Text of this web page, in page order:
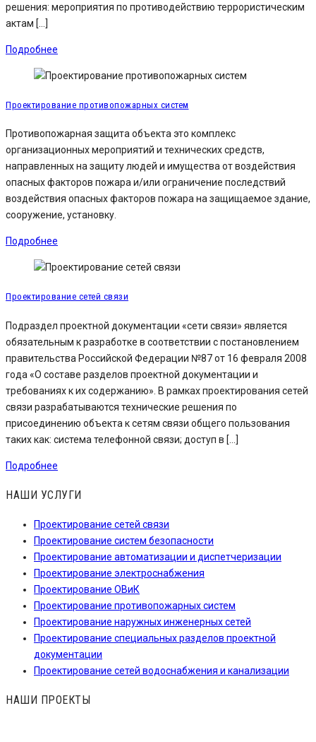
решения: мероприятия по противодействию террористическим
актам […]
Подробнее
Проектирование противопожарных систем
Противопожарная защита объекта это комплекс
организационных мероприятий и технических средств,
направленных на защиту людей и имущества от воздействия
опасных факторов пожара и/или ограничение последствий
воздействия опасных факторов пожара на защищаемое здание,
сооружение, установку.
Подробнее
Проектирование сетей связи
Подраздел проектной документации «сети связи» является
обязательным к разработке в соответствии с постановлением
правительства Российской Федерации №87 от 16 февраля 2008
года «О составе разделов проектной документации и
требованиях к их содержанию». В рамках проектирования сетей
связи разрабатываются технические решения по
присоединению объекта к сетям связи общего пользования
таких как: система телефонной связи; доступ в […]
Подробнее
НАШИ УСЛУГИ
Проектирование сетей связи
Проектирование систем безопасности
Проектирование автоматизации и диспетчеризации
Проектирование электроснабжения
Проектирование ОВиК
Проектирование противопожарных систем
Проектирование наружных инженерных сетей
Проектирование специальных разделов проектной
документации
Проектирование сетей водоснабжения и канализации
НАШИ ПРОЕКТЫ